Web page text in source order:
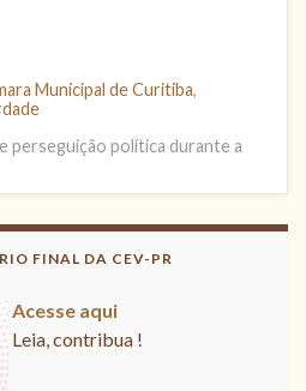
Municipal de Curitiba,
perseguição política durante a
FINAL DA CEV-PR
Acesse aqui
Leia, contribua !